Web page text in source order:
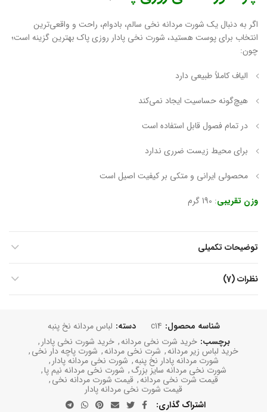
اگر به دنبال یک شورت مردانه نخی سالم، بادوام، راحت و واقعی‌ترین
انتخاب برای پوست هستید، شورت نخی پادار روزی پاک بهترین گزینه است؛
چون:
الیاف کاملاً طبیعی دارد
هیچ‌گونه حساسیت ایجاد نمی‌کند
در تمام فصول قابل استفاده است
برای محیط زیست ضرری ندارد
محصولی ایرانی و متکی بر کیفیت اصیل است
وزن تقریبی: 190 گرم
توضیحات تکمیلی
نظرات (7)
شناسه محصول: c14 دسته: لباس مردانه نخ پنبه
برچسب: خرید شرت نخی مردانه, خرید شورت نخی پادار,
خرید لباس زیر مردانه, شرت نخی مردانه, شورت پاچه دار نخی,
شورت مردانه پادار نخ پنبه, شورت نخی مردانه پادار,
شورت نخی مردانه سایز بزرگ, شورت نخی مردانه نیم پا,
قیمت شرت نخی مردانه, قیمت شورت مردانه نخی,
قیمت شورت نخی مردانه پادار
اشتراک گذاری